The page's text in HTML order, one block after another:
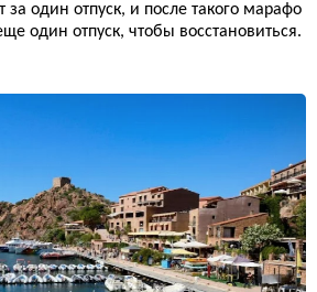
за один отпуск, и после такого марафо
один отпуск, чтобы восстановиться.